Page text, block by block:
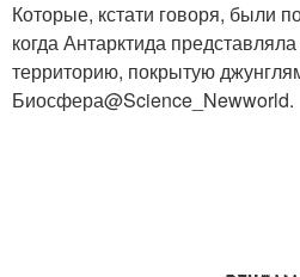
Которые, кстати говоря, были
когда Антарктида
территорию, покрытую
Биосфера@Science_Newworld.